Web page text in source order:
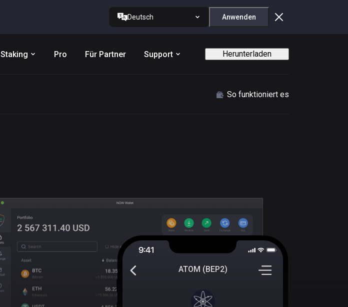
Deutsch Anwenden
Staking Pro Für Partner Support Herunterladen
So funktioniert es
ATOM (BEP2)